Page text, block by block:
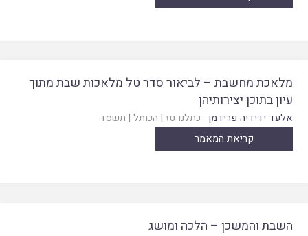
מלאכת מחשבת – לביאור סדר טל מלאכות שבת מתוך
עיון בתוכן יצירותיהן
אלעד ידידיה פרידמן כתלנו טז | הכותל | תשסד
קריאת המאמר
השבת והמשכן – הלכה ומושג